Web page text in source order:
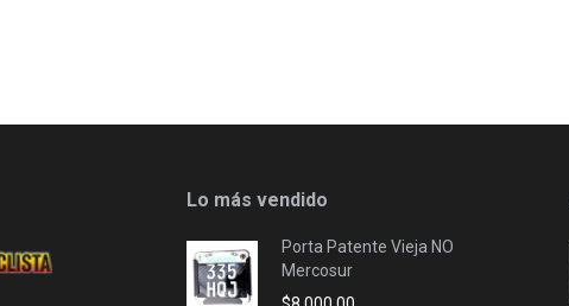
Lo más vendido
Porta Patente Vieja NO
Mercosur